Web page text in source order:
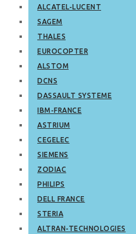
ALCATEL-LUCENT
SAGEM
THALES
EUROCOPTER
ALSTOM
DCNS
DASSAULT SYSTEME
IBM-FRANCE
ASTRIUM
CEGELEC
SIEMENS
ZODIAC
PHILIPS
DELL FRANCE
STERIA
ALTRAN-TECHNOLOGIES